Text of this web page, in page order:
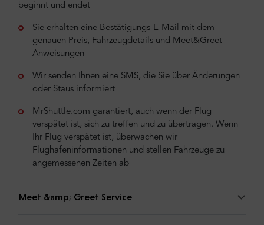
beginnt und endet
Sie erhalten eine Bestätigungs-E-Mail mit dem
genauen Preis, Fahrzeugdetails und Meet&Greet-
Anweisungen
Wir senden Ihnen eine SMS, die Sie über Änderungen
oder Staus informiert
MrShuttle.com garantiert, auch wenn der Flug
verspätet ist, sich zu treffen und zu übertragen. Wenn
Ihr Flug verspätet ist, überwachen wir
Flughafeninformationen und stellen Fahrzeuge zu
angemessenen Zeiten ab
Meet &amp; Greet Service